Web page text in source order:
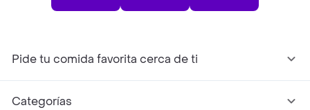
Pide tu comida favorita cerca de ti
Categorías